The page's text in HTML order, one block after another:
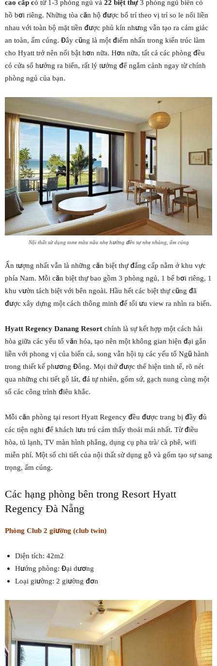
cao cấp có từ 1-3 phòng ngủ và 22 biệt thự 3 phòng ngủ biển có
hồ bơi riêng. Những tòa căn hộ được bố trí theo vị trí so le nối liền
nhau với toàn bộ mặt tiền được phủ kín nhưng vẫn tạo ra cảm giác
an toàn, ấm cúng. Đây cũng là một điểm nhấn trong kiến trúc làm
cho Hyatt trở nên nổi bật hơn nữa. Hơn nữa, tất cả các phòng đều
có cửa sổ hướng ra biển, rất lý tưởng để ngắm cảnh ngay từ chính
phòng ngủ của bạn.
Nội thất sử dụng tone màu nâu nhẹ hướng đến sự nhẹ nhàng, ấm cúng
Ấn tượng nhất vẫn là những căn biệt thự đắng cấp nằm ở khu vực
phía Nam. Mỗi căn biệt thự bao gồm 3 phòng ngủ, 1 bể bơi riêng, 1
khu vườn tách biệt với bên ngoài. Hầu hết các biệt thự cũng đã
được xây dựng một cách thông minh để tối ưu view ra nhìn ra biển.
Hyatt Regency Danang Resort chính là sự kết hợp một cách hài
hòa giữa các yếu tố văn hóa, tạo nên một không gian hiện đại gắn
liền với phong vị của biến cả, song vẫn hội tụ các yếu tố Ngũ hành
trong thiết kế phương Đông. Mọi thứ được thể hiện tinh tế, rõ nét
qua những chi tiết gỗ lát, đá tự nhiên, gốm sứ, gạch nung cùng một
số các công trình điêu khắc.
Mỗi căn phòng tại resort Hyatt Regency đều được trang bị đầy đủ
các tiện nghi để khách lưu trú cảm thấy thoải mái nhất. Từ điều
hòa, tủ lạnh, TV màn hình phẳng, dụng cụ pha trà/ cà phê, wifi
miễn phí. Một số chi tiết của nội thất sử dụng gỗ và gốm tạo sự sang
trọng, ấm cúng.
Các hạng phòng bên trong Resort Hyatt
Regency Đà Nẵng
Phòng Club 2 giường (club twin)
Diện tích: 42m2
Hướng phòng: Đại dương
Loại giường: 2 giường đơn